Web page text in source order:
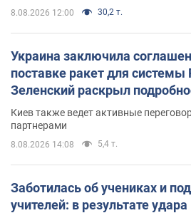
8.08.2026 12:00 30,2 т.
Украина заключила
поставке ракет для
Зеленский раскрыл
Киев также ведет активные
партнерами
8.08.2026 14:08 5,4 т.
Заботилась об учениках и
учителей: в результате